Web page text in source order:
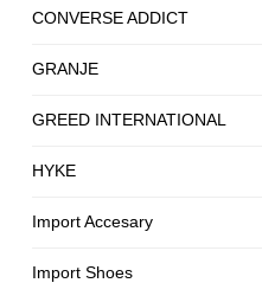
CONVERSE ADDICT
GRANJE
GREED INTERNATIONAL
HYKE
Import Accesary
Import Shoes